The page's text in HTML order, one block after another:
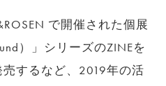
で開催された個展
）」シリーズのZINEを
するなど、2019年の活